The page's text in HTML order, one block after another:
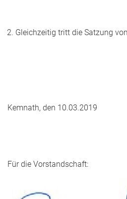
Gleichzeitig tritt die Satzung
Kemnath, den 10.03.2019
Für die Vorstandschaft: